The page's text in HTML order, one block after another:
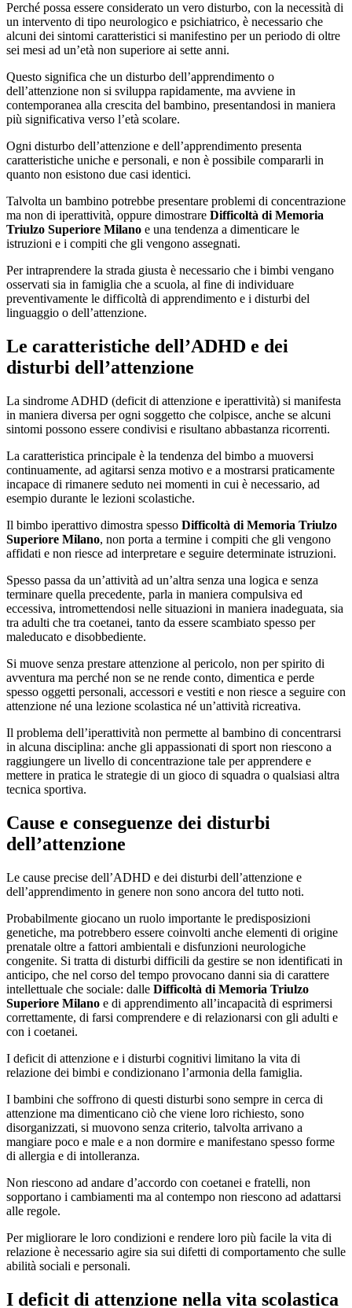
Perché possa essere considerato un vero disturbo, con la necessità di
un intervento di tipo neurologico e psichiatrico, è necessario che
alcuni dei sintomi caratteristici si manifestino per un periodo di oltre
sei mesi ad un’età non superiore ai sette anni.
Questo significa che un disturbo dell’apprendimento o
dell’attenzione non si sviluppa rapidamente, ma avviene in
contemporanea alla crescita del bambino, presentandosi in maniera
più significativa verso l’età scolare.
Ogni disturbo dell’attenzione e dell’apprendimento presenta
caratteristiche uniche e personali, e non è possibile compararli in
quanto non esistono due casi identici.
Talvolta un bambino potrebbe presentare problemi di concentrazione
ma non di iperattività, oppure dimostrare Difficoltà di Memoria
Triulzo Superiore Milano e una tendenza a dimenticare le
istruzioni e i compiti che gli vengono assegnati.
Per intraprendere la strada giusta è necessario che i bimbi vengano
osservati sia in famiglia che a scuola, al fine di individuare
preventivamente le difficoltà di apprendimento e i disturbi del
linguaggio o dell’attenzione.
Le caratteristiche dell’ADHD e dei
disturbi dell’attenzione
La sindrome ADHD (deficit di attenzione e iperattività) si manifesta
in maniera diversa per ogni soggetto che colpisce, anche se alcuni
sintomi possono essere condivisi e risultano abbastanza ricorrenti.
La caratteristica principale è la tendenza del bimbo a muoversi
continuamente, ad agitarsi senza motivo e a mostrarsi praticamente
incapace di rimanere seduto nei momenti in cui è necessario, ad
esempio durante le lezioni scolastiche.
Il bimbo iperattivo dimostra spesso Difficoltà di Memoria Triulzo
Superiore Milano, non porta a termine i compiti che gli vengono
affidati e non riesce ad interpretare e seguire determinate istruzioni.
Spesso passa da un’attività ad un’altra senza una logica e senza
terminare quella precedente, parla in maniera compulsiva ed
eccessiva, intromettendosi nelle situazioni in maniera inadeguata, sia
tra adulti che tra coetanei, tanto da essere scambiato spesso per
maleducato e disobbediente.
Si muove senza prestare attenzione al pericolo, non per spirito di
avventura ma perché non se ne rende conto, dimentica e perde
spesso oggetti personali, accessori e vestiti e non riesce a seguire con
attenzione né una lezione scolastica né un’attività ricreativa.
Il problema dell’iperattività non permette al bambino di concentrarsi
in alcuna disciplina: anche gli appassionati di sport non riescono a
raggiungere un livello di concentrazione tale per apprendere e
mettere in pratica le strategie di un gioco di squadra o qualsiasi altra
tecnica sportiva.
Cause e conseguenze dei disturbi
dell’attenzione
Le cause precise dell’ADHD e dei disturbi dell’attenzione e
dell’apprendimento in genere non sono ancora del tutto noti.
Probabilmente giocano un ruolo importante le predisposizioni
genetiche, ma potrebbero essere coinvolti anche elementi di origine
prenatale oltre a fattori ambientali e disfunzioni neurologiche
congenite. Si tratta di disturbi difficili da gestire se non identificati in
anticipo, che nel corso del tempo provocano danni sia di carattere
intellettuale che sociale: dalle Difficoltà di Memoria Triulzo
Superiore Milano e di apprendimento all’incapacità di esprimersi
correttamente, di farsi comprendere e di relazionarsi con gli adulti e
con i coetanei.
I deficit di attenzione e i disturbi cognitivi limitano la vita di
relazione dei bimbi e condizionano l’armonia della famiglia.
I bambini che soffrono di questi disturbi sono sempre in cerca di
attenzione ma dimenticano ciò che viene loro richiesto, sono
disorganizzati, si muovono senza criterio, talvolta arrivano a
mangiare poco e male e a non dormire e manifestano spesso forme
di allergia e di intolleranza.
Non riescono ad andare d’accordo con coetanei e fratelli, non
sopportano i cambiamenti ma al contempo non riescono ad adattarsi
alle regole.
Per migliorare le loro condizioni e rendere loro più facile la vita di
relazione è necessario agire sia sui difetti di comportamento che sulle
abilità sociali e personali.
I deficit di attenzione nella vita scolastica